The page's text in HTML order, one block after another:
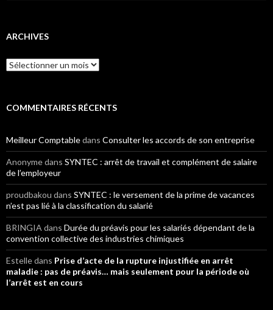
ARCHIVES
Archives
COMMENTAIRES RÉCENTS
Meilleur Comptabledans Consulter les accords de son entreprise
Anonymedans SYNTEC : arrêt de travail et complément de salaire
de l’employeur
proudbakou dans SYNTEC : le versement de la prime de vacances
n’est pas lié à la classification du salarié
BRINGIA dans Durée du préavis pour les salariés dépendant de la
convention collective des industries chimiques
Estelledans Prise d’acte de la rupture injustifiée en arrêt
maladie : pas de préavis… mais seulement pour la période où
l’arrêt est en cours